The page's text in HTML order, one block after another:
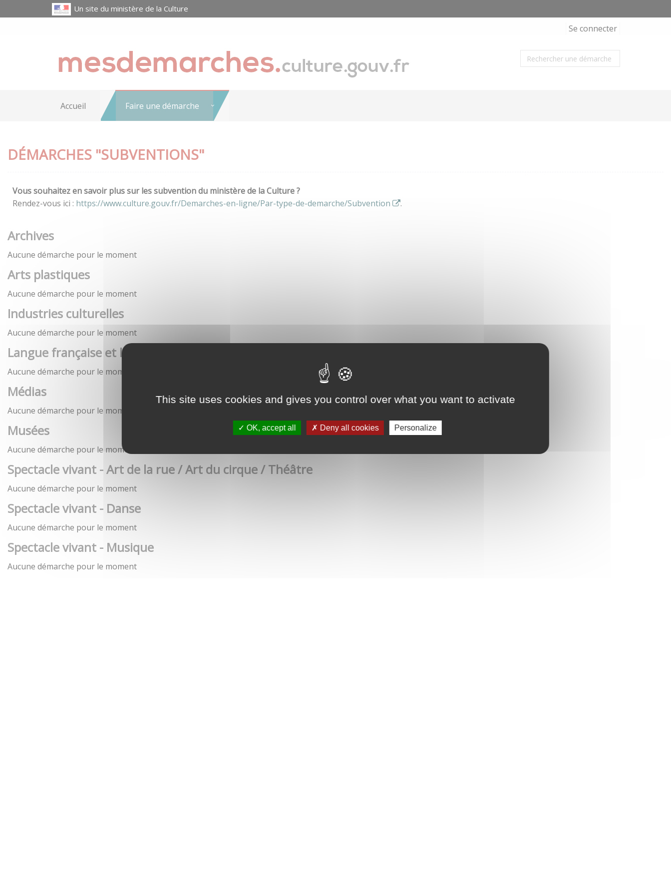
This site uses cookies and gives you control over what you want to activate
OK, accept all Deny all cookies Personalize
Un site du ministère de la Culture
Se connecter
Accueil Faire une démarche
DÉMARCHES "SUBVENTIONS"
Vous souhaitez en savoir plus sur les subvention du ministère de la Culture ?
Rendez-vous ici : https://www.culture.gouv.fr/Demarches-en-ligne/Par-type-de-demarche/Subvention .
Archives
Aucune démarche pour le moment
Arts plastiques
Aucune démarche pour le moment
Industries culturelles
Aucune démarche pour le moment
Langue française et langues de France
Aucune démarche pour le moment
Médias
Aucune démarche pour le moment
Musées
Aucune démarche pour le moment
Spectacle vivant - Art de la rue / Art du cirque / Théâtre
Aucune démarche pour le moment
Spectacle vivant - Danse
Aucune démarche pour le moment
Spectacle vivant - Musique
Aucune démarche pour le moment